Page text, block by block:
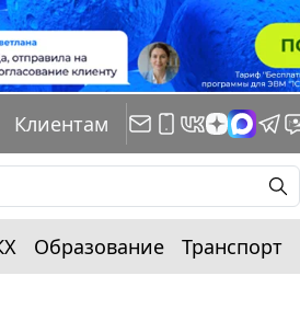
Клиентам
Образование Транспорт